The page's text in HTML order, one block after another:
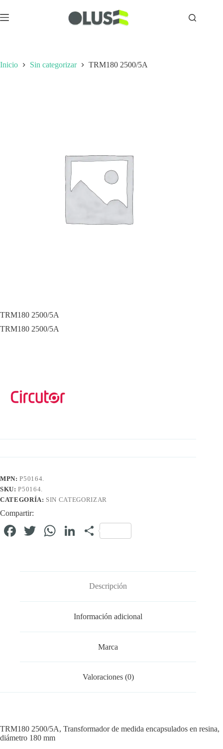
Inicio Sin categorizar TRM180 2500/5A
TRM180 2500/5A
TRM180 2500/5A
MPN:P50164.
SKU:P50164.
CATEGORÍA: SIN CATEGORIZAR
Compartir:
Fa T
W
Li
In
C
pa
rti
r
Descripción
Información adicional
Marca
Valoraciones (0)
TRM180 2500/5A, Transformador de medida encapsulados en resina,
diámetro 180 mm